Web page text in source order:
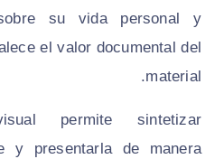
su vida personal y
el valor documental del
material.
permite sintetizar
y presentarla de manera